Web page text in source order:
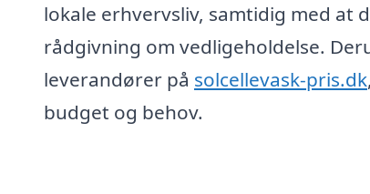
lokale erhvervsliv, samtidig med at
rådgivning om vedligeholdelse.
leverandører på solcellevask-pris.dk
budget og behov.